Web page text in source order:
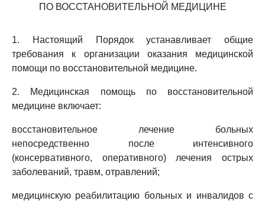
ПО ВОССТАНОВИТЕЛЬНОЙ МЕДИЦИНЕ
1. Настоящий Порядок устанавливает общие
требования к организации оказания медицинской
помощи по восстановительной медицине.
2. Медицинская помощь по восстановительной
медицине включает:
восстановительное лечение больных
непосредственно после интенсивного
(консервативного, оперативного) лечения острых
заболеваний, травм, отравлений;
медицинскую реабилитацию больных и инвалидов с